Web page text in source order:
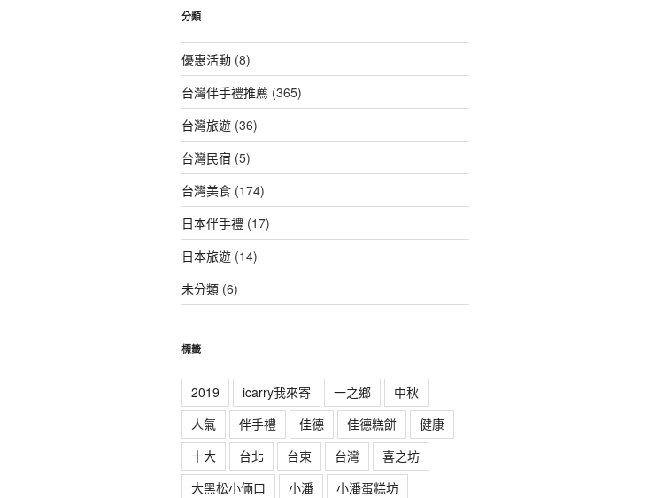
分類
優惠活動(8)
台灣伴手禮推薦(365)
台灣旅遊(36)
台灣民宿 (5)
台灣美食(174)
日本伴手禮(17)
日本旅遊(14)
未分類(6)
標籤
2019 icarry我來寄 一之鄉
中秋
人氣
伴手禮 佳德 佳德糕餅
健康
十大
台北 台東 台灣
喜之坊
大黑松小倆口
小潘
小潘蛋糕坊